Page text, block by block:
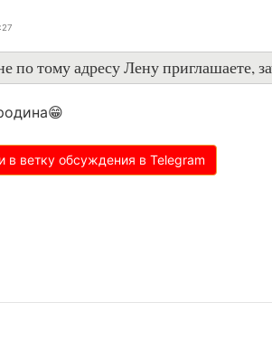
по тому адресу Лену приглашаете,
в ветку обсуждения в Telegram